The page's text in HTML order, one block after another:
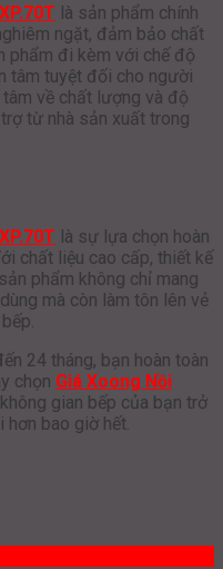
là sản phẩm chính
ngặt, đảm bảo chất
phẩm đi kèm với chế độ
tâm tuyệt đối cho người
về chất lượng và độ
từ nhà sản xuất trong
là sự lựa chọn hoàn
chất liệu cao cấp, thiết kế
phẩm không chỉ mang
mà còn làm tôn lên vẻ
24 tháng, bạn hoàn toàn
chọn Giá Xoong Nồi
gian bếp của bạn trở
hơn bao giờ hết.